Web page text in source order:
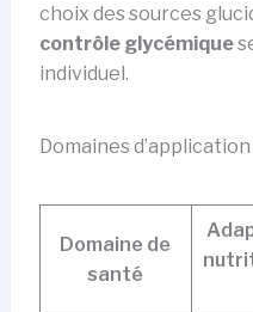
choix des sources
contrôle glycémique
individuel.
Domaines
Domaine de
santé